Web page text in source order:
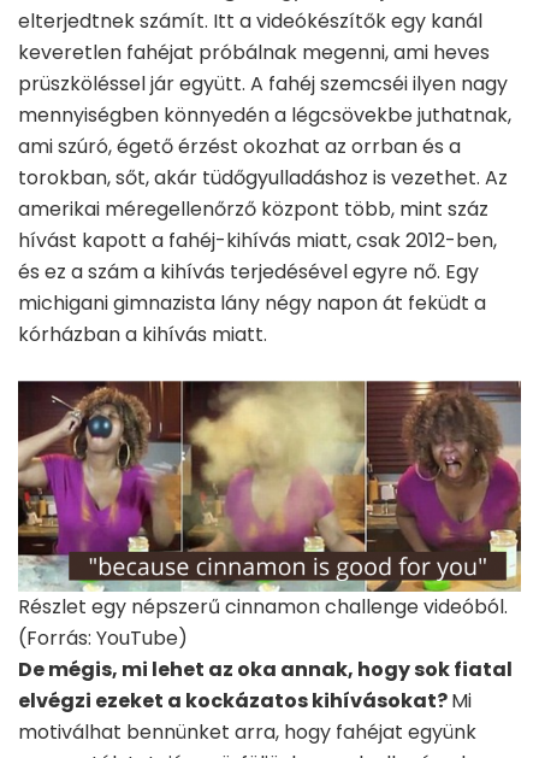
elterjedtnek számít. Itt a videókészítők egy kanál
keveretlen fahéjat próbálnak megenni, ami heves
prüszköléssel jár együtt. A fahéj szemcséi ilyen nagy
mennyiségben könnyedén a légcsövekbe juthatnak,
ami szúró, égető érzést okozhat az orrban és a
torokban, sőt, akár tüdőgyulladáshoz is vezethet. Az
amerikai méregellenőrző központ több, mint száz
hívást kapott a fahéj-kihívás miatt, csak 2012-ben,
és ez a szám a kihívás terjedésével egyre nő. Egy
michigani gimnazista lány négy napon át feküdt a
kórházban a kihívás miatt.
Részlet egy népszerű cinnamon challenge videóból.
(Forrás: YouTube)
De mégis, mi lehet az oka annak, hogy sok fiatal
elvégzi ezeket a kockázatos kihívásokat?Mi
motiválhat bennünket arra, hogy fahéjat együnk